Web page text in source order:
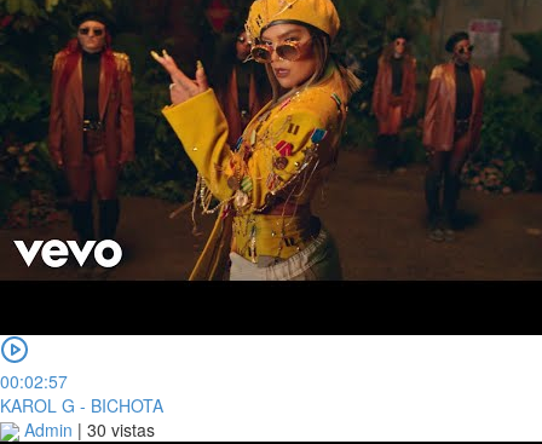
00:02:57
KAROL G - BICHOTA
Admin | 30 vistas